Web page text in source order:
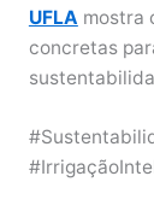
UFLA mostra
concretas